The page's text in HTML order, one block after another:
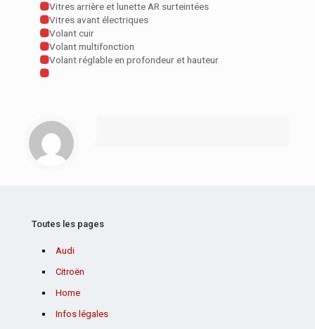
Vitres arrière et lunette AR surteintées
Vitres avant électriques
Volant cuir
Volant multifonction
Volant réglable en profondeur et hauteur
Toutes les pages
Audi
Citroën
Home
Infos légales